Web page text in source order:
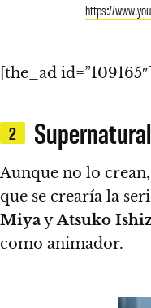
https://
[the_ad id=”109165″]
2
Aunque no lo
que se crearía la
MiyayAtsuko
como animador.